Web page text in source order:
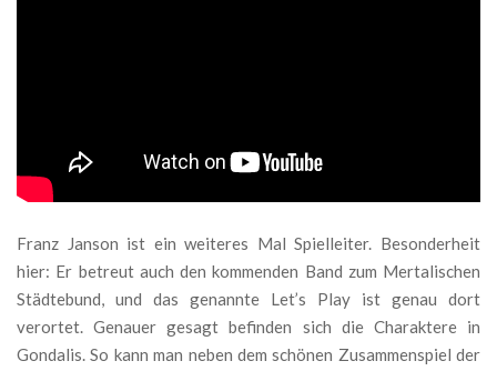
Franz Janson ist ein weiteres Mal Spielleiter. Besonderheit
hier: Er betreut auch den kommenden Band zum Mertalischen
Städtebund, und das genannte Let’s Play ist genau dort
verortet. Genauer gesagt befinden sich die Charaktere in
Gondalis. So kann man neben dem schönen Zusammenspiel der